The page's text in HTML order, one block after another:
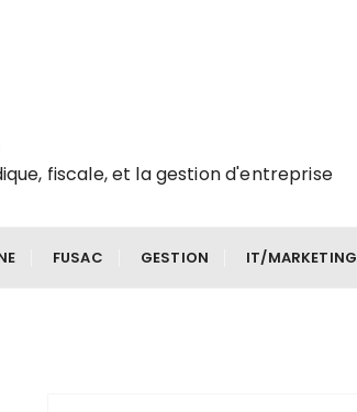
fiscale, et la gestion d'entreprise
FUSAC GESTION IT/MARKETING